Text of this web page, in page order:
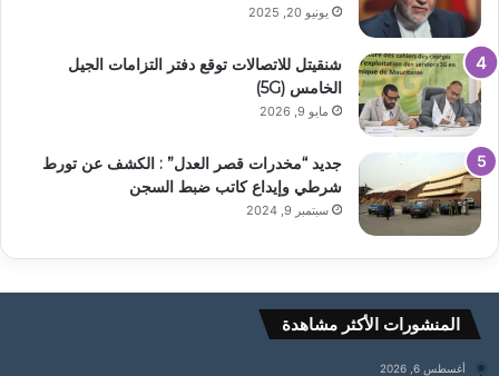
يونيو 20, 2025
شنقيتل للاتصالات توقع دفتر التزامات الجيل
الخامس (5G)
مايو 9, 2026
جديد “مخدرات قصر العدل” : الكشف عن تورط
شرطي وإيداع كاتب ضبط السجن
سبتمبر 9, 2024
المنشورات الأكثر مشاهدة
أغسطس 6, 2026